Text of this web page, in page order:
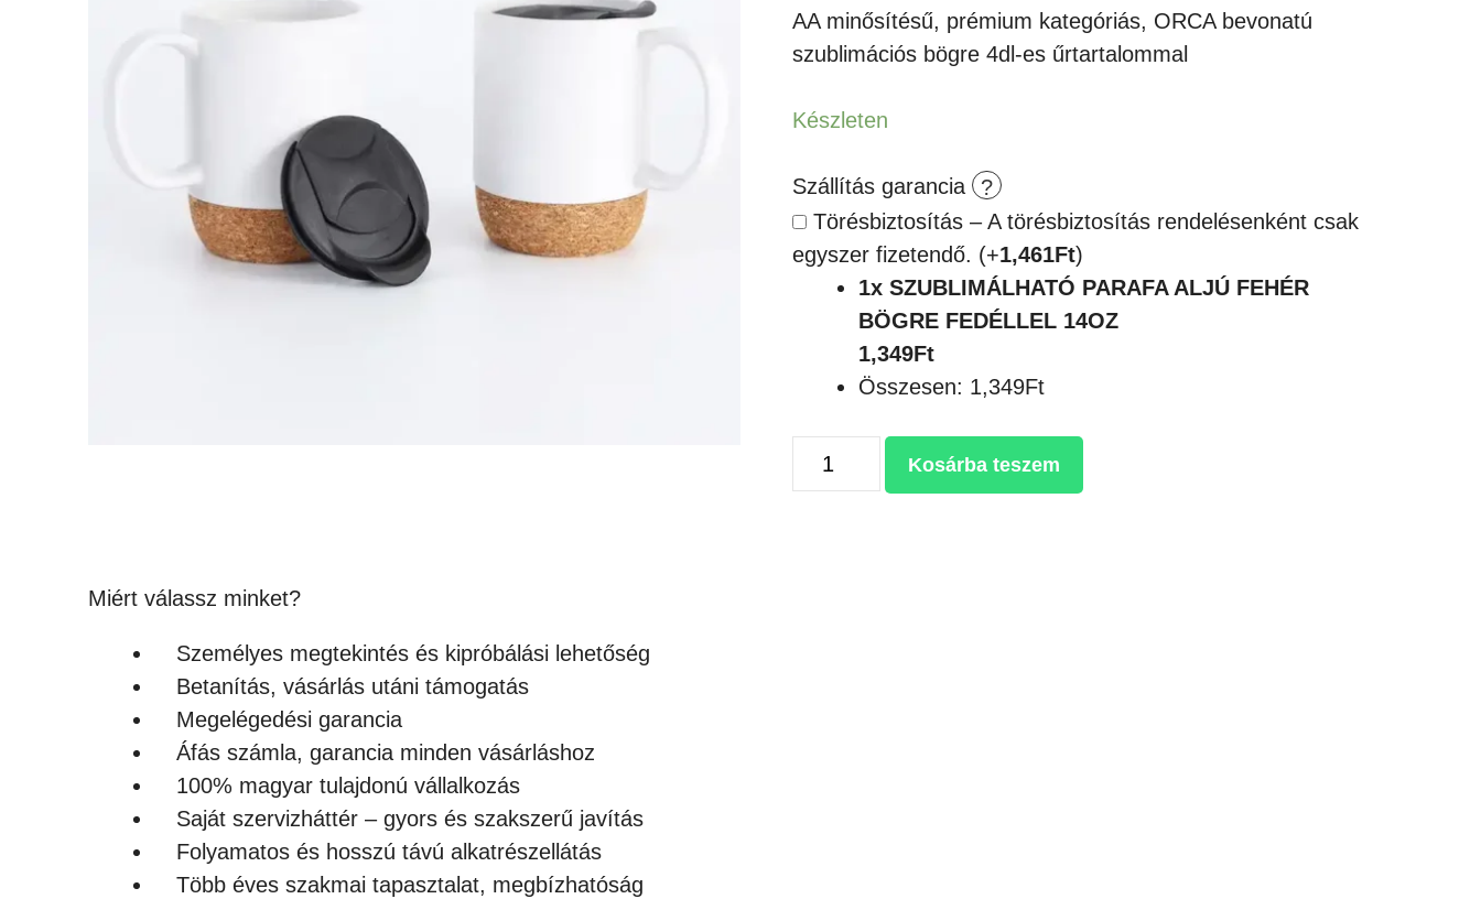
1,650Ft.1,349Ft.
AA minősítésű, prémium kategóriás, ORCA bevonatú
szublimációs bögre 4dl-es űrtartalommal
Készleten
Szállítás garancia
Törésbiztosítás – A törésbiztosítás rendelésenként csak
egyszer fizetendő. (+1,461Ft)
1xSZUBLIMÁLHATÓ PARAFA ALJÚ FEHÉR
BÖGRE FEDÉLLEL 14OZ
1,349Ft
Összesen: 1,349Ft
SZUBLIMÁLHATÓ
PARAFA
Kosárba teszem
Miért válassz minket?
Személyes megtekintés és kipróbálási lehetőség
Betanítás, vásárlás utáni támogatás
Megelégedési garancia
Áfás számla, garancia minden vásárláshoz
100% magyar tulajdonú vállalkozás
Saját szervizháttér – gyors és szakszerű javítás
Folyamatos és hosszú távú alkatrészellátás
Több éves szakmai tapasztalat, megbízhatóság